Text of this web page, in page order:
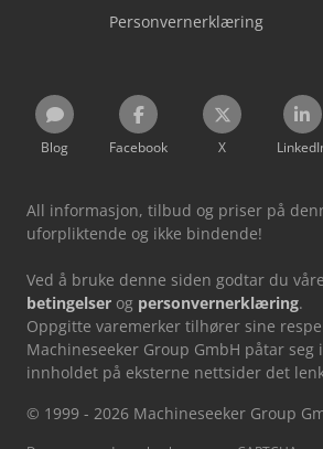
Personvernerklæring
Blog Facebook X
All informasjon, tilbud og priser på
uforpliktende og ikke bindende!
Ved å bruke denne siden godtar du våre
betingelser og personvernerklæring.
Oppgitte varemerker tilhører sine
Machineseeker Group GmbH påtar
innholdet på eksterne nettsider det
© 1999 - 2026 Machineseeker Group